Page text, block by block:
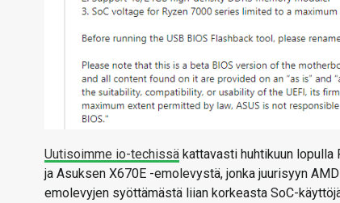
Uutisoimme io-techissä kattavasti huhtikuun
ja Asuksen X670E -emolevystä, jonka juurisyyn
emolevyjen syöttämästä liian korkeasta SoC-